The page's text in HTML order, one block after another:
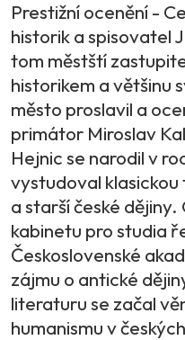
Prestižní ocenění -
historik a spisovatel
tom městští
historikem a většinu
město proslavil a
primátor Miroslav
Hejnic se narodil v
vystudoval
a starší české
kabinetu pro studia
Československé
zájmu o antické
literaturu se začal
humanismu v